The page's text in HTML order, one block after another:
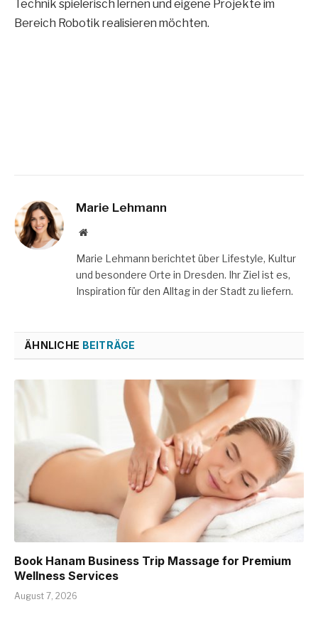
Technik spielerisch lernen und eigene Projekte im
Bereich Robotik realisieren möchten.
Marie Lehmann
Website
Marie Lehmann berichtet über Lifestyle, Kultur
und besondere Orte in Dresden. Ihr Ziel ist es,
Inspiration für den Alltag in der Stadt zu liefern.
ÄHNLICHE BEITRÄGE
Book Hanam Business Trip Massage for Premium
Wellness Services
August 7, 2026